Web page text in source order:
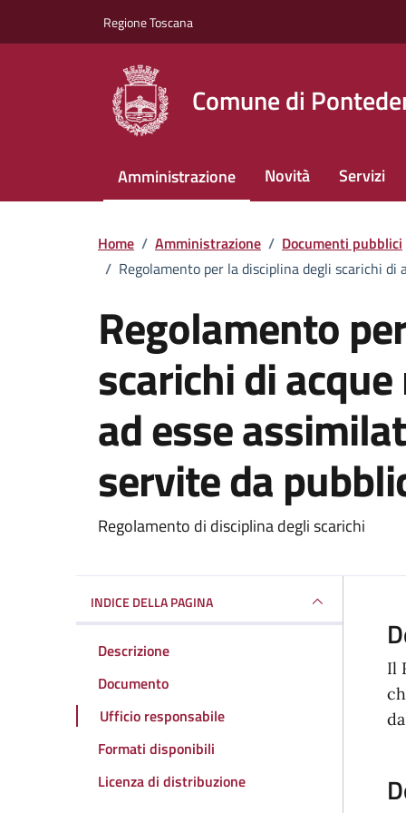
Regione Toscana
Comune di
Amministrazione Novità Servizi
Home / Amministrazione / Documenti pubblici
/ Regolamento per la disciplina degli scarichi
Regolamento
scarichi di
ad esse
servite da
Dettagli del
Regolamento di disciplina degli scarichi
INDICE DELLA PAGINA
Descrizione
Documento
Ufficio responsabile
Formati disponibili
Licenza di distribuzione
Il